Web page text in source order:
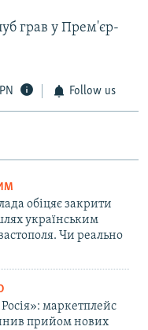
грав у Прем'єр-
Follow us
обіцяє закрити
українським
Чи реально
маркетплейс
прийом нових